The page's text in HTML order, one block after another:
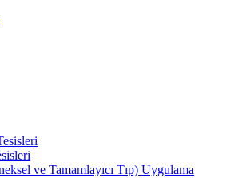
ve Tamamlayıcı Tıp) Uygulama